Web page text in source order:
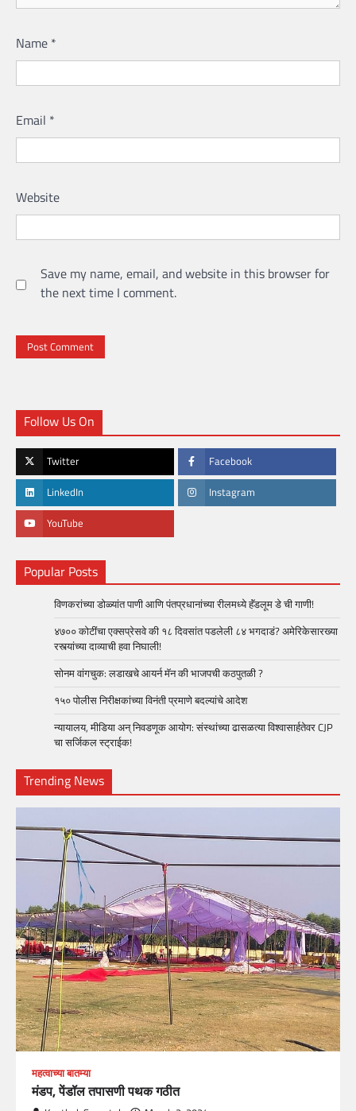
Name *
Email *
Website
Save my name, email, and website in this browser for
the next time I comment.
Follow Us On
Twitter Facebook
LinkedIn Instagram
YouTube
Popular Posts
विणकरांच्या डोळ्यांत पाणी आणि पंतप्रधानांच्या रीलमध्ये हॅंडलूम डे ची गाणी!
४७०० कोटींचा एक्सप्रेसवे की १८ दिवसांत पडलेली ८४ भगदाडं? अमेरिकेसारख्या
रस्त्यांच्या दाव्याची हवा निघाली!
सोनम वांगचुक: लडाखचे आयर्न मॅन की भाजपची कठपुतळी ?
१५० पोलीस निरीक्षकांच्या विनंती प्रमाणे बदल्यांचे आदेश
न्यायालय, मीडिया अन् निवडणूक आयोग: संस्थांच्या ढासळत्या विश्वासार्हतेवर CJP
चा सर्जिकल स्ट्राईक!
Trending News
महत्वाच्या बातम्या
मंडप, पेंडॉल तपासणी पथक गठीत